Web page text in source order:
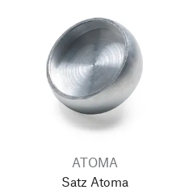
ATOMA
Satz Atoma